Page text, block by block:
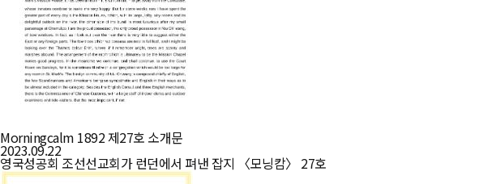
Morningcalm 1892 제27호 소개문
2023.09.22
영국성공회 조선선교회가 런던에서 펴낸 잡지 〈모닝캄〉 27호